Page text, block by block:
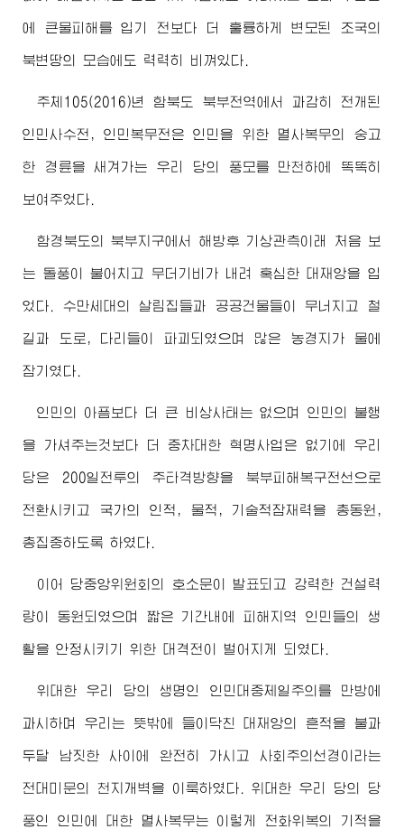
에 큰물피해를 입기 전보다 더 훌륭하게 변모된 조국의
북변땅의 모습에도 력력히 비껴있다.
주체105(2016)년 함북도 북부전역에서 과감히 전개된
인민사수전, 인민복무전은 인민을 위한 멸사복무의 숭고
한 경륜을 새겨가는 우리 당의 풍모를 만천하에 똑똑히
보여주었다.
함경북도의 북부지구에서 해방후 기상관측이래 처음 보
는 돌풍이 불어치고 무더기비가 내려 혹심한 대재앙을 입
었다. 수만세대의 살림집들과 공공건물들이 무너지고 철
길과 도로, 다리들이 파괴되였으며 많은 농경지가 물에
잠기였다.
인민의 아픔보다 더 큰 비상사태는 없으며 인민의 불행
을 가셔주는것보다 더 중차대한 혁명사업은 없기에 우리
당은 200일전투의 주타격방향을 북부피해복구전선으로
전환시키고 국가의 인적, 물적, 기술적잠재력을 총동원,
총집중하도록 하였다.
이어 당중앙위원회의 호소문이 발표되고 강력한 건설력
량이 동원되였으며 짧은 기간내에 피해지역 인민들의 생
활을 안정시키기 위한 대격전이 벌어지게 되였다.
위대한 우리 당의 생명인 인민대중제일주의를 만방에
과시하며 우리는 뜻밖에 들이닥친 대재앙의 흔적을 불과
두달 남짓한 사이에 완전히 가시고 사회주의선경이라는
전대미문의 천지개벽을 이룩하였다. 위대한 우리 당의 당
풍인 인민에 대한 멸사복무는 이렇게 전화위복의 기적을